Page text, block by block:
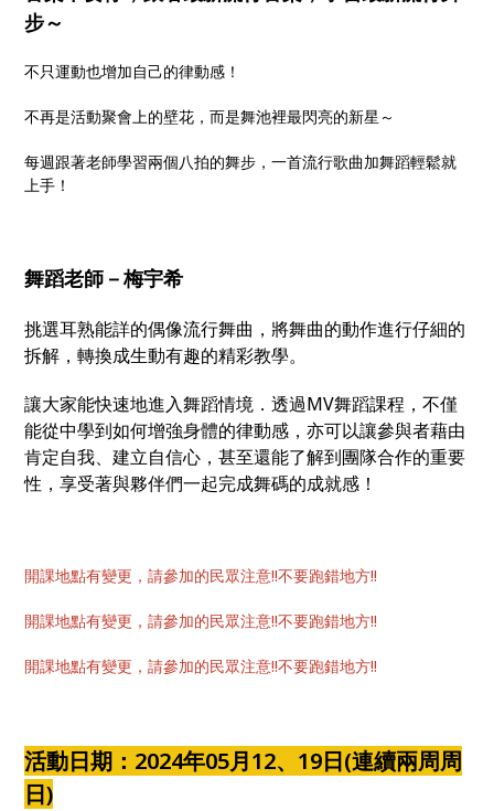
步～
不只運動也增加自己的律動感！
不再是活動聚會上的壁花，而是舞池裡最閃亮的新星～
每週跟著老師學習兩個八拍的舞步，一首流行歌曲加舞蹈輕鬆就
上手！
舞蹈老師－梅宇希
挑選耳熟能詳的偶像流行舞曲，將舞曲的動作進行仔細的
拆解，轉換成生動有趣的精彩教學。
讓大家能快速地進入舞蹈情境．透過MV舞蹈課程，不僅
能從中學到如何增強身體的律動感，亦可以讓參與者藉由
肯定自我、建立自信心，甚至還能了解到團隊合作的重要
性，享受著與夥伴們一起完成舞碼的成就感！
開課地點有變更，請參加的民眾注意!!不要跑錯地方!!
開課地點有變更，請參加的民眾注意!!不要跑錯地方!!
開課地點有變更，請參加的民眾注意!!不要跑錯地方!!
活動日期：2024年05月12、19日(連續兩周周
日)